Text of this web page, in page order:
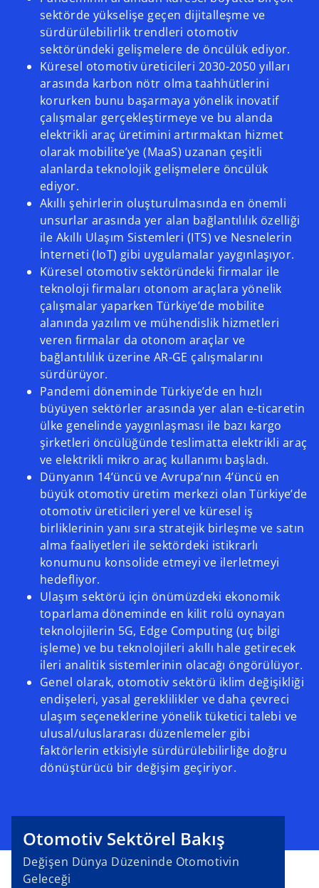
sektörde yükselişe geçen dijitalleşme ve
sürdürülebilirlik trendleri otomotiv
sektöründeki gelişmelere de öncülük ediyor.
Küresel otomotiv üreticileri 2030-2050 yılları
arasında karbon nötr olma taahhütlerini
korurken bunu başarmaya yönelik inovatif
çalışmalar gerçekleştirmeye ve bu alanda
elektrikli araç üretimini artırmaktan hizmet
olarak mobilite’ye (MaaS) uzanan çeşitli
alanlarda teknolojik gelişmelere öncülük
ediyor.
Akıllı şehirlerin oluşturulmasında en önemli
unsurlar arasında yer alan bağlantılılık özelliği
ile Akıllı Ulaşım Sistemleri (ITS) ve Nesnelerin
İnterneti (IoT) gibi uygulamalar yaygınlaşıyor.
Küresel otomotiv sektöründeki firmalar ile
teknoloji firmaları otonom araçlara yönelik
çalışmalar yaparken Türkiye’de mobilite
alanında yazılım ve mühendislik hizmetleri
veren firmalar da otonom araçlar ve
bağlantılılık üzerine AR-GE çalışmalarını
sürdürüyor.
Pandemi döneminde Türkiye’de en hızlı
büyüyen sektörler arasında yer alan e-ticaretin
ülke genelinde yaygınlaşması ile bazı kargo
şirketleri öncülüğünde teslimatta elektrikli araç
ve elektrikli mikro araç kullanımı başladı.
Dünyanın 14’üncü ve Avrupa’nın 4’üncü en
büyük otomotiv üretim merkezi olan Türkiye’de
otomotiv üreticileri yerel ve küresel iş
birliklerinin yanı sıra stratejik birleşme ve satın
alma faaliyetleri ile sektördeki istikrarlı
konumunu konsolide etmeyi ve ilerletmeyi
hedefliyor.
Ulaşım sektörü için önümüzdeki ekonomik
toparlama döneminde en kilit rolü oynayan
teknolojilerin 5G, Edge Computing (uç bilgi
işleme) ve bu teknolojileri akıllı hale getirecek
ileri analitik sistemlerinin olacağı öngörülüyor.
Genel olarak, otomotiv sektörü iklim değişikliği
endişeleri, yasal gereklilikler ve daha çevreci
ulaşım seçeneklerine yönelik tüketici talebi ve
ulusal/uluslararası düzenlemeler gibi
faktörlerin etkisiyle sürdürülebilirliğe doğru
dönüştürücü bir değişim geçiriyor.
Otomotiv Sektörel Bakış
Değişen Dünya Düzeninde Otomotivin
Geleceği